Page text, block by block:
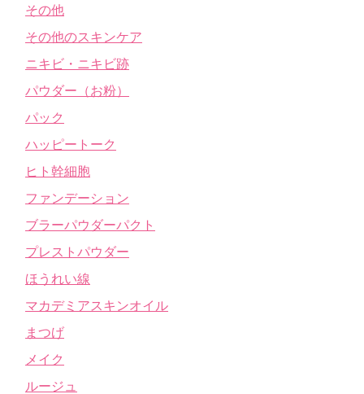
その他
その他のスキンケア
ニキビ・ニキビ跡
パウダー（お粉）
パック
ハッピートーク
ヒト幹細胞
ファンデーション
ブラーパウダーパクト
プレストパウダー
ほうれい線
マカデミアスキンオイル
まつげ
メイク
ルージュ